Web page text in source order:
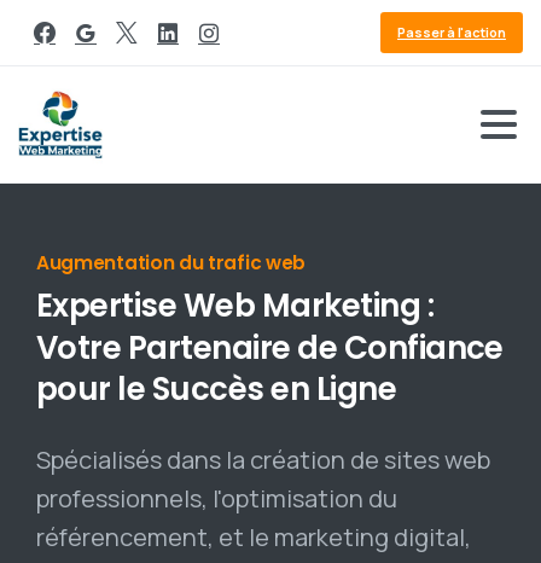
Passer à l'action
Référencement Google
ExpertiseWeb Marketing :
Votre PartenairedeConfiance
pour leSuccèsen Ligne
Spécialisés dans la création de sites web
professionnels, l'optimisation du
référencement, et le marketing digital,